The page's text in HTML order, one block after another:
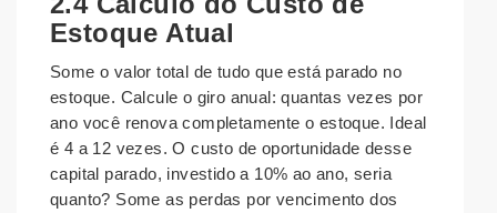
Estoque Atual
Some o valor total de tudo que está parado no
estoque. Calcule o giro anual: quantas vezes por
ano você renova completamente o estoque. Ideal
é 4 a 12 vezes. O custo de oportunidade desse
capital parado, investido a 10% ao ano, seria
quanto? Some as perdas por vencimento dos